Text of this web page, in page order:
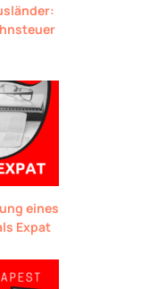
eines
Expat